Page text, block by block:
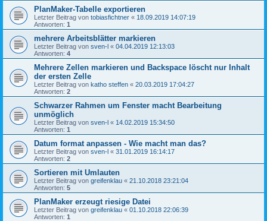
PlanMaker-Tabelle exportieren
Letzter Beitrag von tobiasfichtner « 18.09.2019 14:07:19
Antworten: 1
mehrere Arbeitsblätter markieren
Letzter Beitrag von sven-l « 04.04.2019 12:13:03
Antworten: 4
Mehrere Zellen markieren und Backspace löscht nur Inhalt
der ersten Zelle
Letzter Beitrag von katho steffen « 20.03.2019 17:04:27
Antworten: 2
Schwarzer Rahmen um Fenster macht Bearbeitung
unmöglich
Letzter Beitrag von sven-l « 14.02.2019 15:34:50
Antworten: 1
Datum format anpassen - Wie macht man das?
Letzter Beitrag von sven-l « 31.01.2019 16:14:17
Antworten: 2
Sortieren mit Umlauten
Letzter Beitrag von greifenklau « 21.10.2018 23:21:04
Antworten: 5
PlanMaker erzeugt riesige Datei
Letzter Beitrag von greifenklau « 01.10.2018 22:06:39
Antworten: 1